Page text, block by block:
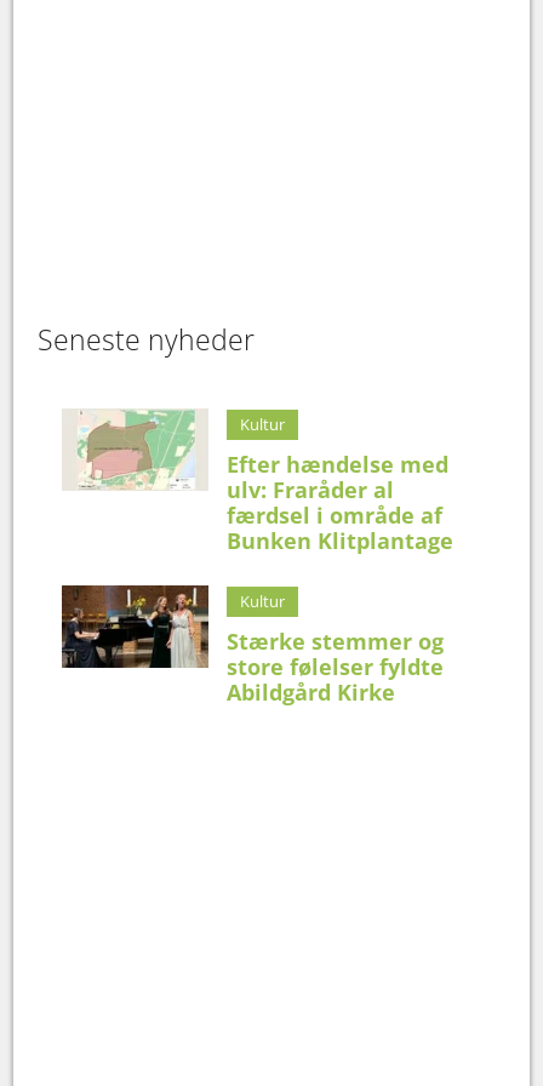
Seneste nyheder
Kultur
Efter hændelse med
ulv: Fraråder al
færdsel i område af
Bunken Klitplantage
Kultur
Stærke stemmer og
store følelser fyldte
Abildgård Kirke